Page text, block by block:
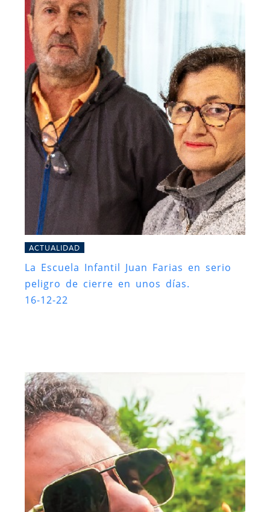
ACTUALIDAD
La Escuela Infantil Juan Farias en serio
peligro de cierre en unos días.
16-12-22